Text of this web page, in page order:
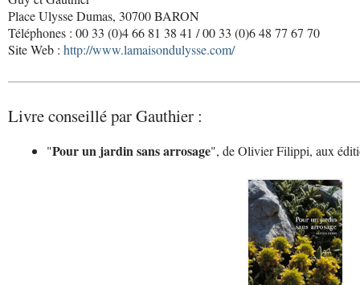
Place Ulysse Dumas, 30700 BARON
Téléphones : 00 33 (0)4 66 81 38 41 / 00 33 (0)6 48 77 67 70
Site Web : http://www.lamaisondulysse.com/
Livre conseillé par Gauthier :
"Pour un jardin sans arrosage", de Olivier Filippi, aux